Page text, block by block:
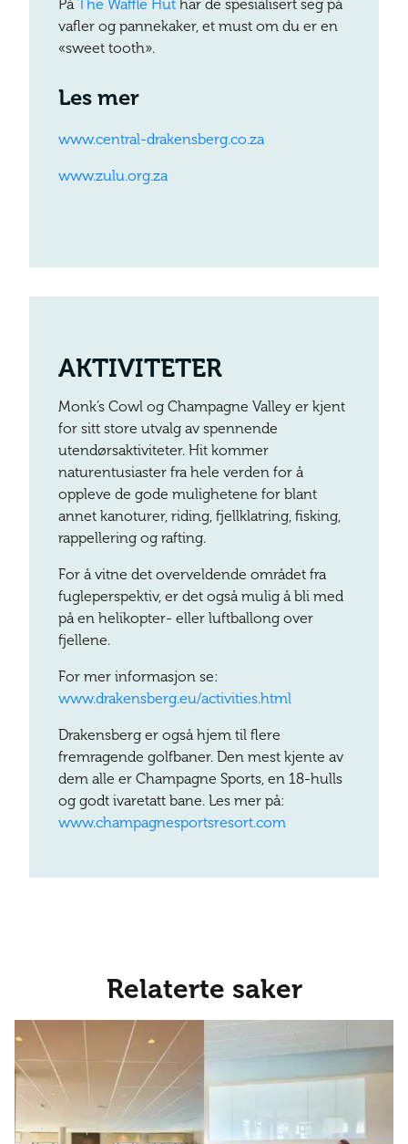
PåThe Waffle Hut har de spesialisert seg på
vafler og pannekaker, et must om du er en
«sweet tooth».
Les mer
www.central-drakensberg.co.za
www.zulu.org.za
AKTIVITETER
Monk’s Cowl og Champagne Valley er kjent
for sitt store utvalg av spennende
utendørsaktiviteter. Hit kommer
naturentusiaster fra hele verden for å
oppleve de gode mulighetene for blant
annet kanoturer, riding, fjellklatring, fisking,
rappellering og rafting.
For å vitne det overveldende området fra
fugleperspektiv, er det også mulig å bli med
på en helikopter- eller luftballong over
fjellene.
For mer informasjon se:
www.drakensberg.eu/activities.html
Drakensberg er også hjem til flere
fremragende golfbaner. Den mest kjente av
dem alle er Champagne Sports, en 18-hulls
og godt ivaretatt bane. Les mer på:
www.champagnesportsresort.com
Relaterte saker